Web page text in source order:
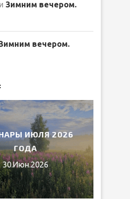
Зимним вечером.
вечером.
ИЮЛЯ 2026
ГОДА